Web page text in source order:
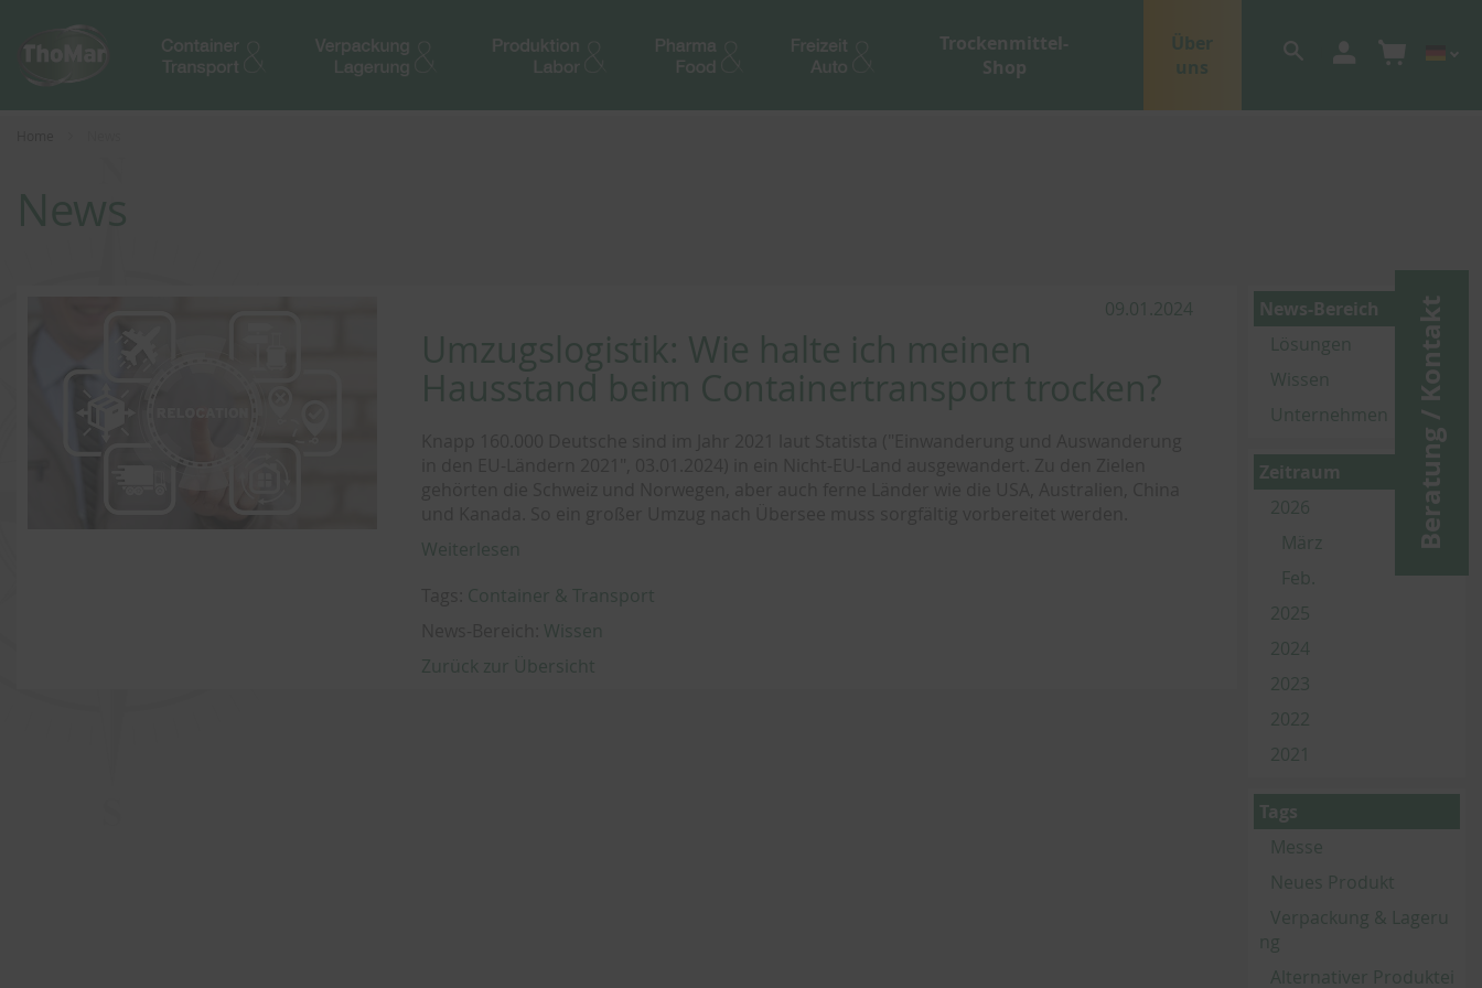
Trockenmittel-
Shop
Über
uns
Umzugslogistik: Wie halte ich meinen
Hausstand beim Containertransport trocken?
09.01.2024
Weiterlesen
Container & Transport
Wissen
Zurück zur Übersicht
News-Bereich
Lösungen
Wissen
Unternehmen
Zeitraum
2026
März
Feb.
2025
2024
2023
2022
2021
Tags
Messe
Neues Produkt
Verpackung & Lageru
ng
Alternativer Produktei
Beratung / Kontakt